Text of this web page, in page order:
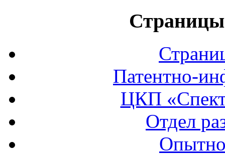
Страницы
Патентно-
ЦКП
Отдел